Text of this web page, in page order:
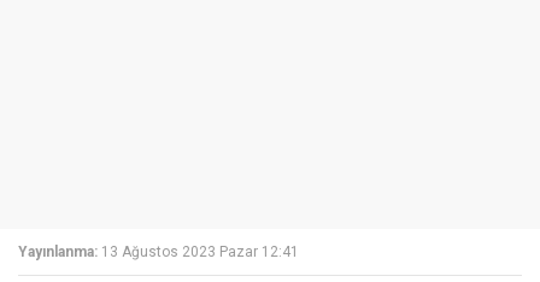
Yayınlanma: 13 Ağustos 2023 Pazar 12:41